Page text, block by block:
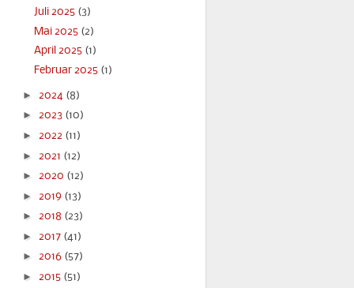
Juli 2025 (3)
Mai 2025 (2)
April 2025 (1)
Februar 2025 (1)
► 2024 (8)
► 2023 (10)
► 2022 (11)
► 2021 (12)
► 2020 (12)
► 2019 (13)
► 2018 (23)
► 2017 (41)
► 2016 (57)
► 2015 (51)